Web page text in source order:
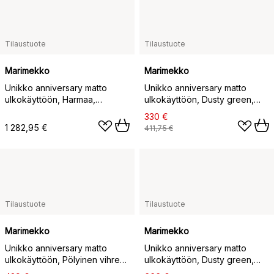
Tilaustuote
Marimekko
Unikko anniversary matto
ulkokäyttöön, Harmaa,
1 282,95 €
Tilaustuote
Marimekko
Unikko anniversary matto
ulkokäyttöön, Dusty green,
140×200 cm
330 €
411,75 €
Tilaustuote
Marimekko
Unikko anniversary matto
ulkokäyttöön, Pölyinen vihreä,
160x230 cm
Tilaustuote
Marimekko
Unikko anniversary matto
ulkokäyttöön, Dusty green,
200x280 cm